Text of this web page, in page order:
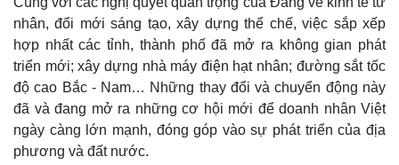
nhân, đổi mới sáng tạo, xây dựng thể chế, việc sắp xếp
hợp nhất các tỉnh, thành phố đã mở ra không gian phát
triển mới; xây dựng nhà máy điện hạt nhân; đường sắt tốc
độ cao Bắc - Nam… Những thay đổi và chuyển động này
đã và đang mở ra những cơ hội mới để doanh nhân Việt
ngày càng lớn mạnh, đóng góp vào sự phát triển của địa
phương và đất nước.